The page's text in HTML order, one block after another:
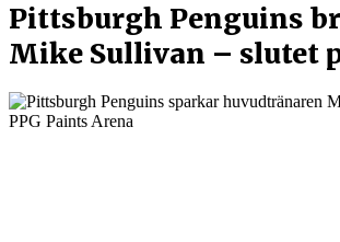
Pittsburgh Penguins
Mike Sullivan – slutet